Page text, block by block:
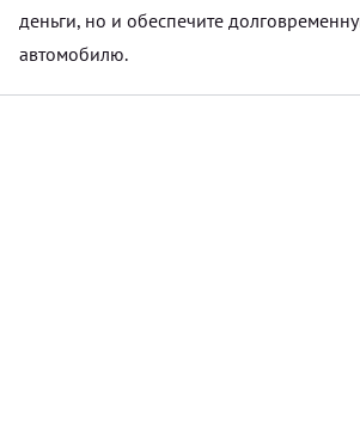
деньги, но и обеспечите
автомобилю.